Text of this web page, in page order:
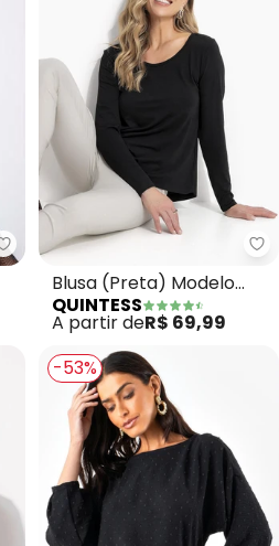
Quintess - Blusa (Preta) em
Blusa (Preta) Modelo
Mullet com Mangas
Longas
QUINTESS
A partir deR$ 69,99
-53%